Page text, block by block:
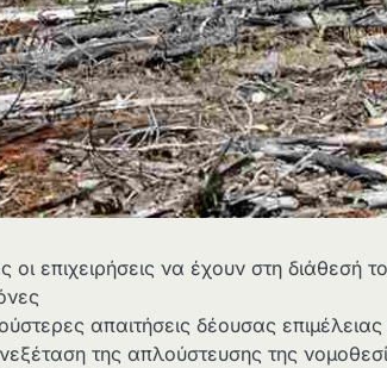
οι επιχειρήσεις να έχουν στη διάθεσή
απαιτήσεις δέουσας
της απλούστευσης της